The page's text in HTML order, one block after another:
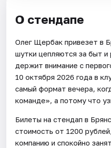
О стендапе
Олег Щербак привезет в
шутки цепляются за быт и
держит внимание с
10 октября 2026 года в
самый формат вечера,
команде», а потому что
Билеты на стендап в
стоимость от 1200
компанию и спокойно